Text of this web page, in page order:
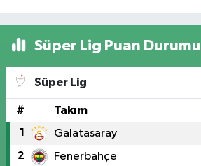
Süper Lig Puan Durumu
Süper Lig
# Takım
1 Galatasaray
2 Fenerbahçe